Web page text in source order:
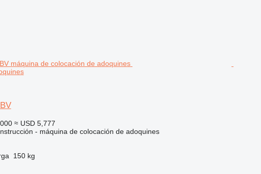
≈ USD 5,777
- máquina de colocación de adoquines
150 kg